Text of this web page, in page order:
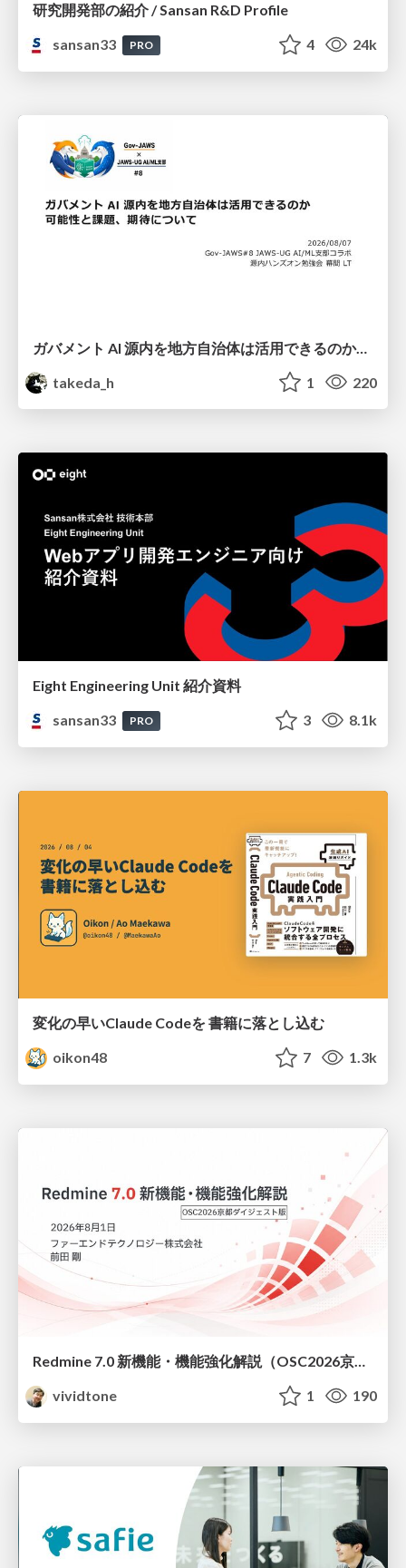
研究開発部の紹介 / Sansan R&D Profile
sansan33
PRO 4 24k
ガバメント AI 源内を地方自治体は活用できるのか 可能性と課題、期待について
takeda_h
1 220
Eight Engineering Unit 紹介資料
sansan33
PRO 3 8.1k
変化の早いClaude Codeを 書籍に落とし込む
oikon48
7 1.3k
vividtone
1 190